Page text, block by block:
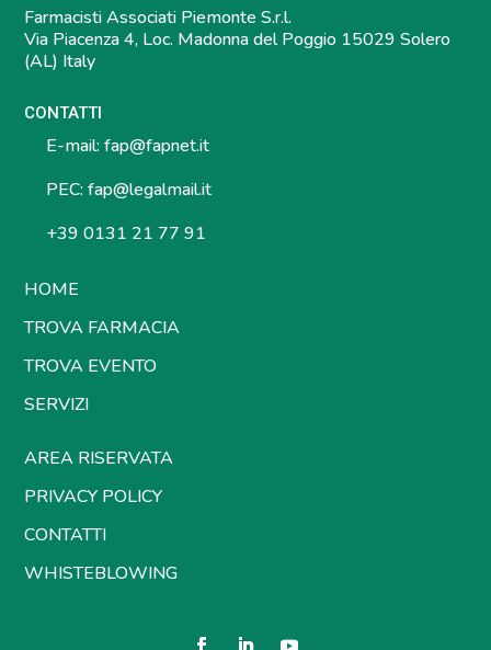
Farmacisti Associati Piemonte S.r.l.
Via Piacenza 4, Loc. Madonna del Poggio 15029 Solero
(AL) Italy
CONTATTI
E-mail: fap@fapnet.it
PEC: fap@legalmail.it
+39 0131 21 77 91
HOME
TROVA FARMACIA
TROVA EVENTO
SERVIZI
AREA RISERVATA
PRIVACY POLICY
CONTATTI
WHISTEBLOWING